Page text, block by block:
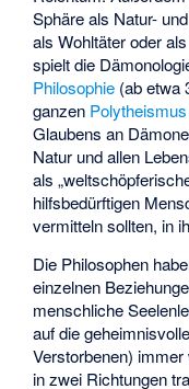
Sphäre als Natur-
als Wohltäter oder
spielt die
Philosophie (ab etwa
ganzen Polytheismus
Glaubens an
Natur und allen
als
hilfsbedürftigen
vermitteln sollten, in
Die Philosophen
einzelnen
menschliche
auf die
Verstorbenen)
in zwei Richtungen